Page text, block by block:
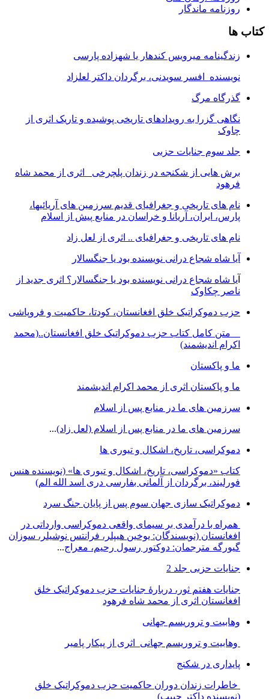
روزنامه ماندگار
کتاب ها
زندگینامه میرویس کندهار یا شهزاده پارسی
نویسنده افسر سویدنی، برگردان داکتر لعلزاد
گذرگاه مرگ
نگاهی گزرا به رویدادهای تاریخی پوشیده و تاریک اثری از
چاوک
جلد سوم جنایات حزبی
برش هایی از شکنجه در زندان پلچرخی اثری از محمد شاه
فرهود
نام های تاریخی و جغرافیای قدیم سرزمین های آریائیها،
پارس، ایران، آریانا و خراسان در منابع پیش از اسلام
نام های تاریخی و جغرافیای .. اثری از لعل زاد
آیا شاه شجاع درانی نویسنده بود یا جنگسالار
یا شاه شجاع درانی نویسنده بود یا جنگسالار؟ اثری جدید از
ناصر چکاوک
حزب دموکراتیک خلق افغانستان، کودتا، حاکمیت و فروپاشی
متن کامل کتاب حزب دموکراتیک خلق افغانستان..(محمد
اکرام اندیشمند)
ما و پاکستان
ما و پاکستان اثری از محمد اکرام اندیشمند
سرزمین های ما در منابع پس از اسلام
سرزمین های ما در منابع پس از اسلام (لعل زاد)...
دموکراسی، تاريخ، اشکال و تيوری ها
کتاب «دموکراسی، تاريخ، اشکال و تيوری ها» (نويسنده هنس
فورليند، برگردان از آلمانی بفارسی دری اسد الله الم)
دموکراتیک سازی جهان سوم پس از پایان جنگ سرد
همراه با درآمدی بر سیمای واقعی دموکراسی وارداتی در
افغانستان (نویسندگان: یوخین هیپلر، فرانتس نوشیلر، سوزان
گیورگه مترجمان: دوکتور رسول رحیم، معراج...
جنایات حزبی جلد 2
جنایات هفتم ثور، دربارۀ جنایات حزب دموکراتیک خلق
افغانستان اثری از محمد شاه فرهود
وهابیت و تروریسم جهانی
وهابیت و تروریسم جهانی اثری از پیکار پامیر
پایداری در شکنج
خاطرات زندان دوران حاکمیت حزب دموکراتیک خلق
(نویسنده داکتر حبیب)